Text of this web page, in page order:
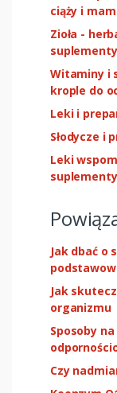
ciąży i mam
Zioła -
Witaminy i
krople do
Leki i
Słodycze i
Leki
Jak dbać o
Jak
organizmu
Sposoby
Czy